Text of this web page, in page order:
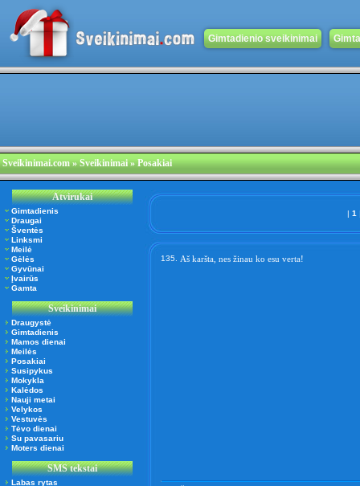
Gimtadienio sveikinimai
Sveikinimai.com» Sveikinimai » Posakiai
Atvirukai
Gimtadienis
Draugai
Šventės
Linksmi
Meilė
Gėlės
Gyvūnai
Įvairūs
Gamta
Sveikinimai
Draugystė
Gimtadienis
Mamos dienai
Meilės
Posakiai
Susipykus
Mokykla
Kalėdos
Nauji metai
Velykos
Vestuvės
Tėvo dienai
Su pavasariu
Moters dienai
SMS tekstai
Labas rytas
| 1
135. Aš karšta, nes žinau ko esu verta!